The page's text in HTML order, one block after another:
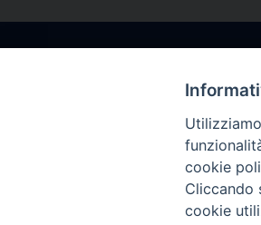
cookie
Cliccando
cookie